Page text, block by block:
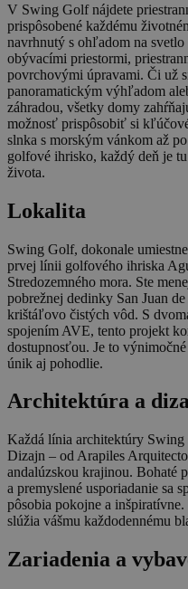
V Swing Golf nájdete
prispôsobené každému
navrhnutý s ohľadom na
obývacími priestormi,
povrchovými úpravami. Či už
panoramatickým výhľadom
záhradou, všetky domy
možnosť prispôsobiť si
slnka s morským vánkom až
golfové ihrisko, každý deň je
života.
Lokalita
Swing Golf, dokonale
prvej línii golfového ihriska
Stredozemného mora. Ste
pobrežnej dedinky San Juan
krištáľovo čistých vôd. S
spojením AVE, tento projekt
dostupnosťou. Je to
únik aj pohodlie.
Architektúra a
Každá línia architektúry
Dizajn – od Arapiles
andalúzskou krajinou. Bohaté
a premyslené usporiadanie sa
pôsobia pokojne a
slúžia vášmu každodennému
Zariadenia a